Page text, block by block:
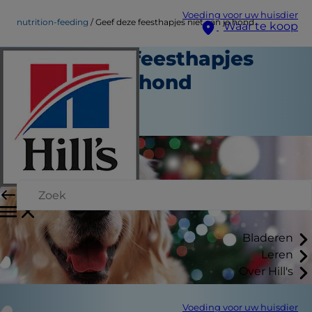
Voeding voor uw huisdier
Waar te koop
Bladeren
Leren
Over Hill's
Voeding voor uw huisdier
nutrition-feeding Geef deze feesthapjes niet aan je hond
Geef deze feesthapjes
niet aan je hond
Voeding en eten
Erin Ollila